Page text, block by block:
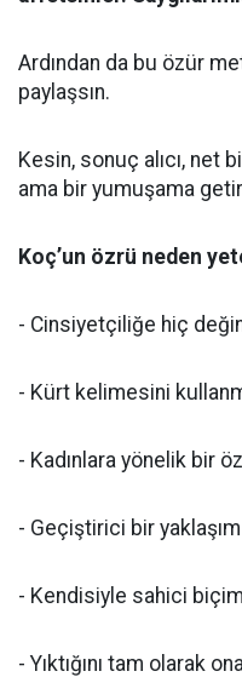
Ardından da bu özür
paylaşsın.
Kesin, sonuç alıcı, net
ama bir yumuşama
Koç’un özrü neden
- Cinsiyetçiliğe hiç
- Kürt kelimesini
- Kadınlara yönelik bir
- Geçiştirici bir
- Kendisiyle sahici
- Yıktığını tam olarak